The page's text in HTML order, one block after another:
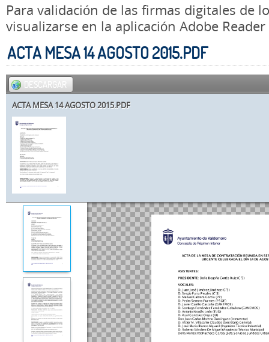
Para validación de las firmas digitales de
visualizarse en la aplicación Adobe Reader
ACTA MESA 14 AGOSTO 2015.PDF
DESCARGAR
ACTA MESA 14 AGOSTO 2015.PDF